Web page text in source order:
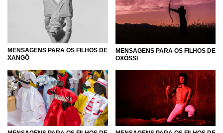
MENSAGENS PARA OS FILHOS DE
XANGÔ
MENSAGENS PARA OS FILHOS DE
OXÓSSI